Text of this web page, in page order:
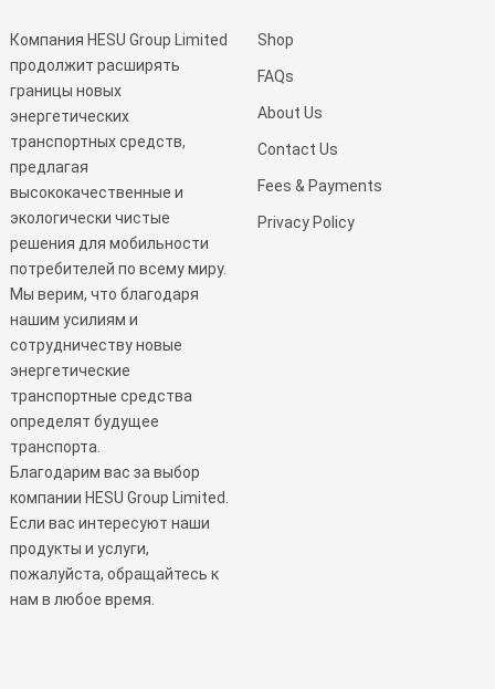
Компания HESU Group Limited
продолжит расширять
границы новых
энергетических
транспортных средств,
предлагая
высококачественные и
экологически чистые
решения для мобильности
потребителей по всему миру.
Мы верим, что благодаря
нашим усилиям и
сотрудничеству новые
энергетические
транспортные средства
определят будущее
транспорта.
Благодарим вас за выбор
компании HESU Group Limited.
Если вас интересуют наши
продукты и услуги,
пожалуйста, обращайтесь к
нам в любое время.
Shop
FAQs
About Us
Contact Us
Fees & Payments
Privacy Policy